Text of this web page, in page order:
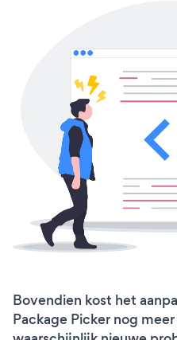
Bovendien kost het
Package Picker nog